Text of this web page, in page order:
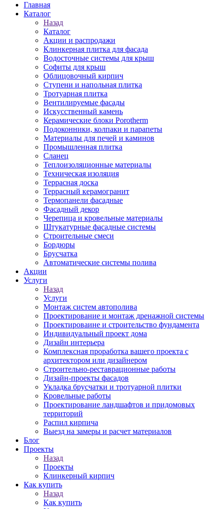
Главная
Каталог
Назад
Каталог
Акции и распродажи
Клинкерная плитка для фасада
Водосточные системы для крыш
Софиты для крыш
Облицовочный кирпич
Ступени и напольная плитка
Тротуарная плитка
Вентилируемые фасады
Искусственный камень
Керамические блоки Porotherm
Подоконники, колпаки и парапеты
Материалы для печей и каминов
Промышленная плитка
Сланец
Теплоизоляционные материалы
Техническая изоляция
Террасная доска
Террасный керамогранит
Термопанели фасадные
Фасадный декор
Черепица и кровельные материалы
Штукатурные фасадные системы
Строительные смеси
Бордюры
Брусчатка
Автоматические системы полива
Акции
Услуги
Назад
Услуги
Монтаж систем автополива
Проектирование и монтаж дренажной системы
Проектироваине и строительство фундамента
Индивидуальный проект дома
Дизайн интерьера
Комплексная проработка вашего проекта с
архитектором или дизайнером
Строительно-реставрационные работы
Дизайн-проекты фасадов
Укладка брусчатки и тротуарной плитки
Кровельные работы
Проектирование ландшафтов и придомовых
территорий
Распил кирпича
Выезд на замеры и расчет материалов
Блог
Проекты
Назад
Проекты
Клинкерный кирпич
Как купить
Назад
Как купить